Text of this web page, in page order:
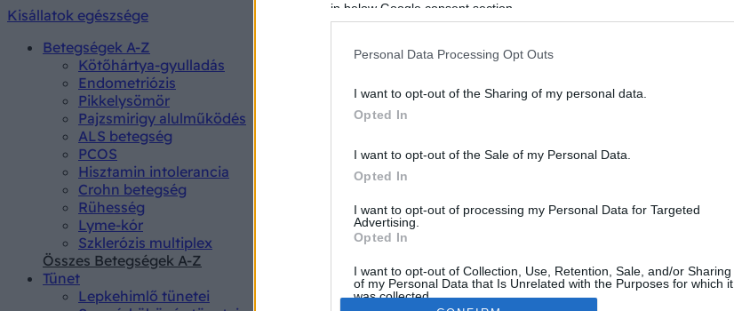
in below Google consent section.
Personal Data Processing Opt Outs
I want to opt-out of the Sharing of my personal data.
Opted In
I want to opt-out of the Sale of my Personal Data.
Opted In
I want to opt-out of processing my Personal Data for Targeted
Advertising.
Opted In
I want to opt-out of Collection, Use, Retention, Sale, and/or Sharing
of my Personal Data that Is Unrelated with the Purposes for which it
was collected.
Kisállatok egészsége
Betegségek A-Z
Kötőhártya-gyulladás
Endometriózis
Pikkelysömör
Pajzsmirigy alulműködés
ALS betegség
PCOS
Hisztamin intolerancia
Crohn betegség
Rühesség
Lyme-kór
Szklerózis multiplex
Összes Betegségek A-Z
Tünet
Lepkehimlő tünetei